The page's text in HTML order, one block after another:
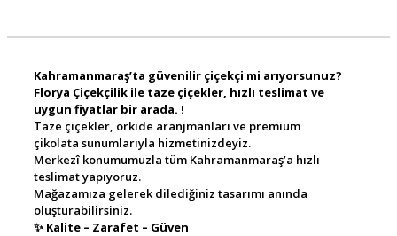
Kahramanmaraş’ta güvenilir çiçekçi mi arıyorsunuz?
Florya Çiçekçilik ile taze çiçekler, hızlı teslimat ve
uygun fiyatlar bir arada. !
Taze çiçekler, orkide aranjmanları ve premium
çikolata sunumlarıyla hizmetinizdeyiz.
Merkezî konumumuzla tüm Kahramanmaraş’a hızlı
teslimat yapıyoruz.
Mağazamıza gelerek dilediğiniz tasarımı anında
oluşturabilirsiniz.
✨ Kalite – Zarafet – Güven